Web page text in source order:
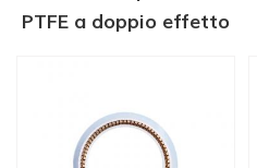
PTFE a doppio effetto